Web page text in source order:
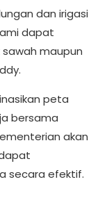
dan irigasi
dapat
maupun
peta
bersama
akan
secara efektif.